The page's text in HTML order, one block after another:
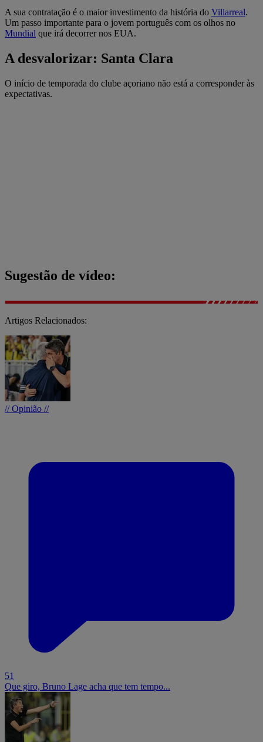
A sua contratação é o maior investimento da história do Villarreal.
Um passo importante para o jovem português com os olhos no
Mundial que irá decorrer nos EUA.
A desvalorizar: Santa Clara
O início de temporada do clube açoriano não está a corresponder às
expectativas.
Sugestão de vídeo:
Artigos Relacionados:
// Opinião //
51
Que giro, Bruno Lage acha que tem tempo...